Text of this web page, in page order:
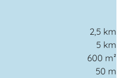
2,5 km
5 km
600 m²
50 m